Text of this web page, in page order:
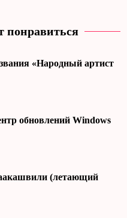
понравиться
«Народный артист
обновлений Windows
(летающий